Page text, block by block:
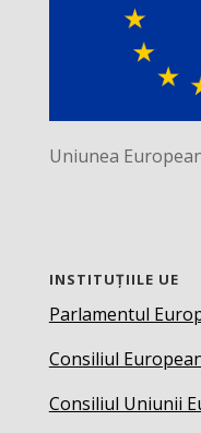
Uniunea
INSTITUȚIILE UE
Parlamentul
Consiliul
Consiliul Uniunii